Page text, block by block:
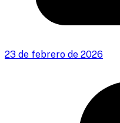
23 de febrero de 2026